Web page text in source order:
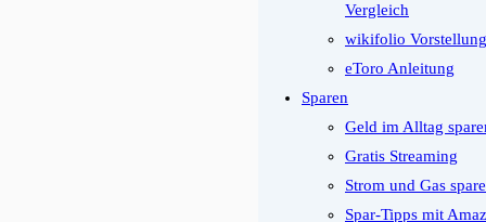
Vergleich
wikifolio Vorstellung
eToro Anleitung
Sparen
Geld im Alltag
Gratis Streaming
Strom und Gas
Spar-Tipps mit